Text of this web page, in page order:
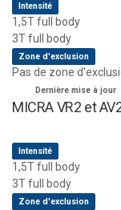
Intensité
1,5T full body
3T full body
Zone d'exclusion
Pas de zone
Dernière mise à jour
MICRA VR2 et
Intensité
1,5T full body
3T full body
Zone d'exclusion